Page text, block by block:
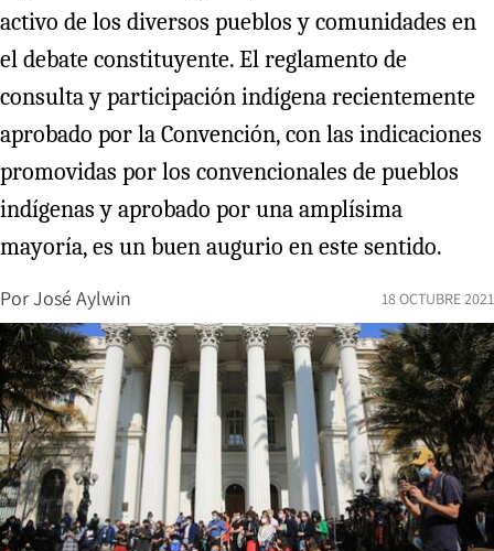
activo de los diversos pueblos y comunidades en
el debate constituyente. El reglamento de
consulta y participación indígena recientemente
aprobado por la Convención, con las indicaciones
promovidas por los convencionales de pueblos
indígenas y aprobado por una amplísima
mayoría, es un buen augurio en este sentido.
PorJosé Aylwin 18 OCTUBRE 2021